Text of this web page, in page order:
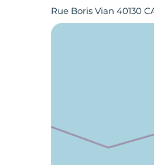
Rue Boris Vian 40130